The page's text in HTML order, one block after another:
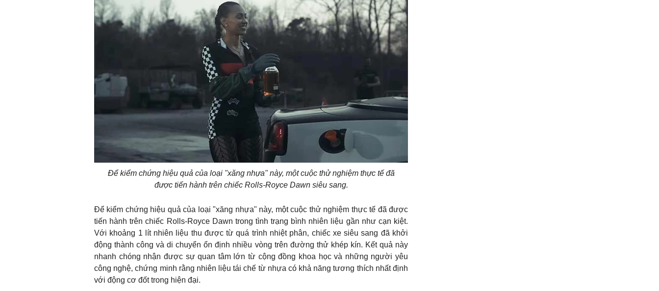
Để kiểm chứng hiệu quả của loại "xăng nhựa" này, một cuộc thử nghiệm thực tế đã
được tiến hành trên chiếc Rolls-Royce Dawn siêu sang.
Để kiểm chứng hiệu quả của loại "xăng nhựa" này, một cuộc thử nghiệm thực tế đã được
tiến hành trên chiếc Rolls-Royce Dawn trong tình trạng bình nhiên liệu gần như cạn kiệt.
Với khoảng 1 lít nhiên liệu thu được từ quá trình nhiệt phân, chiếc xe siêu sang đã khởi
động thành công và di chuyển ổn định nhiều vòng trên đường thử khép kín. Kết quả này
nhanh chóng nhận được sự quan tâm lớn từ cộng đồng khoa học và những người yêu
công nghệ, chứng minh rằng nhiên liệu tái chế từ nhựa có khả năng tương thích nhất định
với động cơ đốt trong hiện đại.